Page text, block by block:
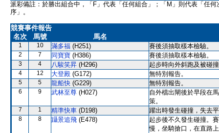
派彩備註：於勝出組合中，「F」代表「任何組合」；「M」則代表「任何
序」。
競賽事件報告
名次
馬號 馬名
1 10 滿多福 (H251) 賽後須抽取樣本檢驗。
2 7 同寶寶 (H386) 賽後須抽取樣本檢驗。
3 4 八駿笑昇 (H296) 起步時向外斜跑及被碰
4 12 大登殿 (G172) 無特別報告。
5 5 龍船快 (G229) 無特別報告。
6 9 武林至尊 (H027)
自外檔出閘後於早段在
策。
7 1 精準快車 (D198) 躍出時發生碰撞，失去
8 8 躡景追飛 (E478)
起步後不久發生碰撞。
慢，坐騎搶口，在直路